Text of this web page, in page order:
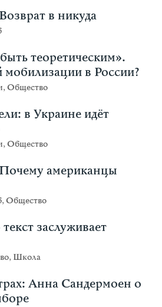
в никуда
теоретическим».
в России?
,Общество
в Украине идёт
,Общество
американцы
,Общество
заслуживает
, Школа
Анна Сандермоен о